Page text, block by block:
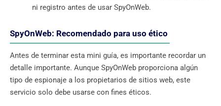
ni registro antes de usar SpyOnWeb.
SpyOnWeb: Recomendado para uso ético
Antes de terminar esta mini guía, es importante recordar un
detalle importante. Aunque SpyOnWeb proporciona algún
tipo de espionaje a los propietarios de sitios web, este
servicio solo debe usarse con fines éticos.